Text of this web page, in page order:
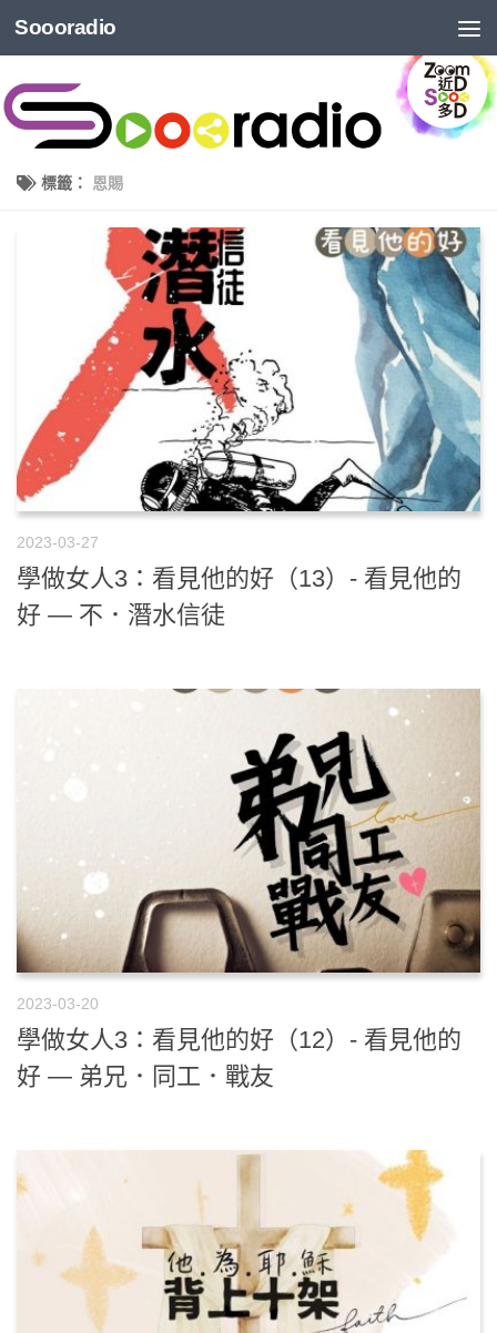
Soooradio
標籤： 恩賜
2023-03-27
學做女人3：看見他的好（13）- 看見他的
好 — 不．潛水信徒
2023-03-20
學做女人3：看見他的好（12）- 看見他的
好 — 弟兄．同工．戰友